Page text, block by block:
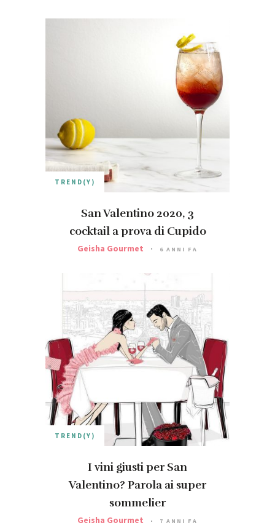
TREND(Y)
San Valentino 2020, 3
cocktail a prova di Cupido
Geisha Gourmet 6 ANNI FA
TREND(Y)
I vini giusti per San
Valentino? Parola ai super
sommelier
Geisha Gourmet 7 ANNI FA